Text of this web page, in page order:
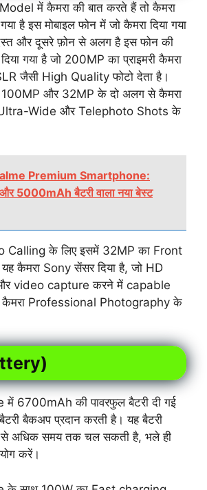
में कैमरा की बात करते हैं तो कैमरा
गया है इस मोबाइल फोन में जो कैमरा दिया गया
और दूसरे फ़ोन से अलग है इस फोन की
गया है जो 200MP का प्राइमरी कैमरा
जैसी High Quality फोटो देता है।
100MP और 32MP के दो अलग से कैमरा
Ultra-Wide और Telephoto Shots के
Premium Smartphone:
5000mAh बैटरी वाला नया बेस्ट
Calling के लिए इसमें 32MP का Front
यह कैमरा Sony सेंसर दिया है, जो HD
video capture करने में capable
कैमरा Professional Photography के
6700mAh की पावरफुल बैटरी दी गई
बैकअप प्रदान करती है। यह बैटरी
से अधिक समय तक चल सकती है, भले ही
करें।